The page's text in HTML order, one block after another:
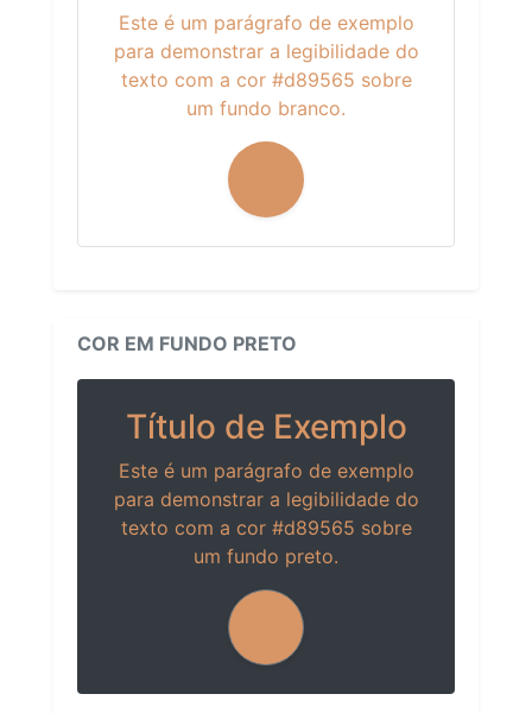
Este é um parágrafo de exemplo
para demonstrar a legibilidade do
texto com a cor #d89565 sobre
um fundo branco.
COR EM FUNDO PRETO
Título de Exemplo
Este é um parágrafo de exemplo
para demonstrar a legibilidade do
texto com a cor #d89565 sobre
um fundo preto.